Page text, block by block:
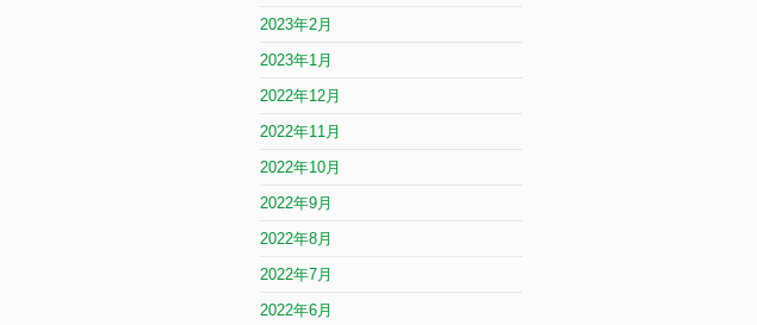
2023年2月
2023年1月
2022年12月
2022年11月
2022年10月
2022年9月
2022年8月
2022年7月
2022年6月